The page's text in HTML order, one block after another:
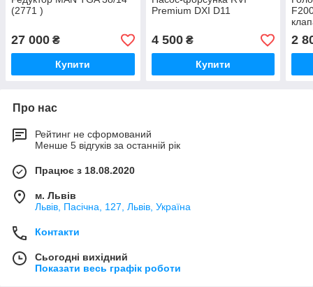
(2771 )
27 000 ₴
Купити
Premium DXI D11
4 500₴
Купити
2
Про нас
Рейтинг не сформований
Менше 5 відгуків за останній рік
Працює з 18.08.2020
м. Львів
Львів, Пасічна, 127, Львів, Україна
Контакти
Сьогодні вихідний
Показати весь графік роботи